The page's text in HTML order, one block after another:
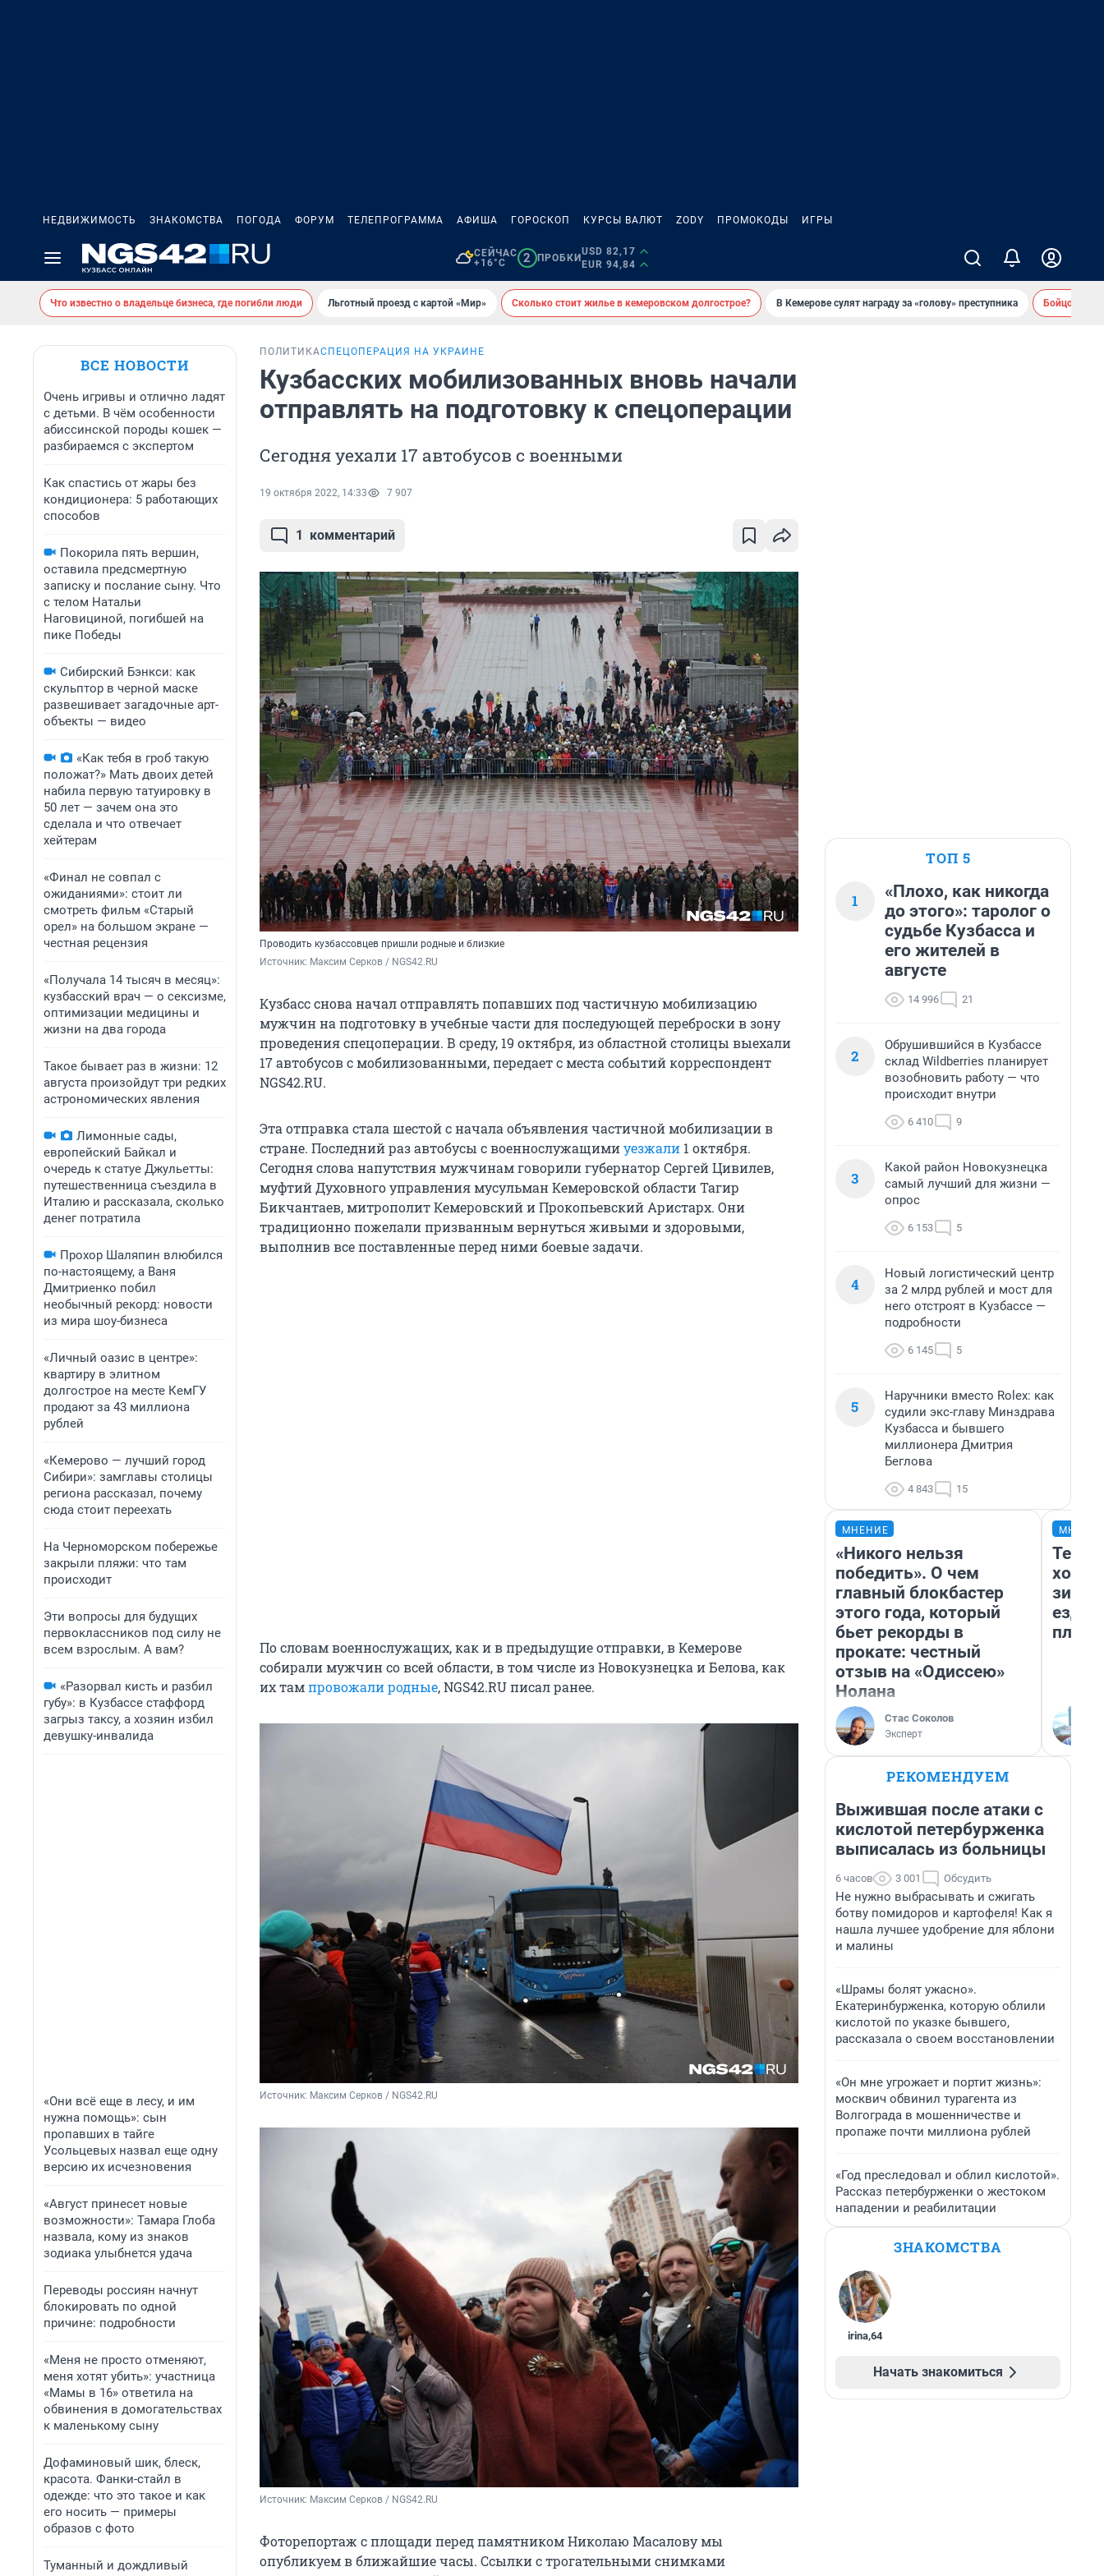
НЕДВИЖИМОСТЬ ЗНАКОМСТВА ПОГОДА ФОРУМ ТЕЛЕПРОГРАММА АФИША ГОРОСКОП КУРСЫ ВАЛЮТ ZODY ПРОМОКОДЫ ИГРЫ
СЕЙЧАС
+16°C
2 ПРОБКИ
USD 82,17
EUR 94,84
Что известно о владельце бизнеса, где погибли люди Льготный проезд с картой «Мир» Сколько стоит жилье в кемеровском долгострое? В Кемерове сулят награду за «голову» преступника Бойцовский
ВСЕ НОВОСТИ
Очень игривы и отлично ладят
с детьми. В чём особенности
абиссинской породы кошек —
разбираемся с экспертом
Как спастись от жары без
кондиционера: 5 работающих
способов
Покорила пять вершин,
оставила предсмертную
записку и послание сыну. Что
с телом Натальи
Наговициной, погибшей на
пике Победы
Сибирский Бэнкси: как
скульптор в черной маске
развешивает загадочные арт-
объекты — видео
«Как тебя в гроб такую
положат?» Мать двоих детей
набила первую татуировку в
50 лет — зачем она это
сделала и что отвечает
хейтерам
«Финал не совпал с
ожиданиями»: стоит ли
смотреть фильм «Старый
орел» на большом экране —
честная рецензия
«Получала 14 тысяч в месяц»:
кузбасский врач — о сексизме,
оптимизации медицины и
жизни на два города
Такое бывает раз в жизни: 12
августа произойдут три редких
астрономических явления
Лимонные сады,
европейский Байкал и
очередь к статуе Джульетты:
путешественница съездила в
Италию и рассказала, сколько
денег потратила
Прохор Шаляпин влюбился
по-настоящему, а Ваня
Дмитриенко побил
необычный рекорд: новости
из мира шоу-бизнеса
«Личный оазис в центре»:
квартиру в элитном
долгострое на месте КемГУ
продают за 43 миллиона
рублей
«Кемерово — лучший город
Сибири»: замглавы столицы
региона рассказал, почему
сюда стоит переехать
На Черноморском побережье
закрыли пляжи: что там
происходит
Эти вопросы для будущих
первоклассников под силу не
всем взрослым. А вам?
«Разорвал кисть и разбил
губу»: в Кузбассе стаффорд
загрыз таксу, а хозяин избил
девушку-инвалида
«Они всё еще в лесу, и им
нужна помощь»: сын
пропавших в тайге
Усольцевых назвал еще одну
версию их исчезновения
«Август принесет новые
возможности»: Тамара Глоба
назвала, кому из знаков
зодиака улыбнется удача
Переводы россиян начнут
блокировать по одной
причине: подробности
«Меня не просто отменяют,
меня хотят убить»: участница
«Мамы в 16» ответила на
обвинения в домогательствах
к маленькому сыну
Дофаминовый шик, блеск,
красота. Фанки-стайл в
одежде: что это такое и как
его носить — примеры
образов с фото
Туманный и дождливый
ПОЛИТИКАСПЕЦОПЕРАЦИЯ НА УКРАИНЕ
Кузбасских мобилизованных вновь начали
отправлять на подготовку к спецоперации
Сегодня уехали 17 автобусов с военными
19 октября 2022, 14:33 7 907
1 комментарий
Проводить кузбассовцев пришли родные и близкие
Источник: Максим Серков / NGS42.RU
Кузбасс снова начал отправлять попавших под частичную мобилизацию
мужчин на подготовку в учебные части для последующей переброски в зону
проведения спецоперации. В среду, 19 октября, из областной столицы выехали
17 автобусов с мобилизованными, передает с места событий корреспондент
NGS42.RU.
Эта отправка стала шестой с начала объявления частичной мобилизации в
стране. Последний раз автобусы с военнослужащимиуезжали 1 октября.
Сегодня слова напутствия мужчинам говорили губернатор Сергей Цивилев,
муфтийДуховного управления мусульман Кемеровской области Тагир
Бикчантаев, митрополит Кемеровский и Прокопьевский Аристарх. Они
традиционно пожелали призванным вернуться живыми и здоровыми,
выполнив все поставленные перед ними боевые задачи.
По словам военнослужащих, как и в предыдущие отправки, в Кемерове
собирали мужчин со всей области, в том числе из Новокузнецка и Белова, как
их тампровожали родные, NGS42.RU писал ранее.
Источник: Максим Серков / NGS42.RU
Источник: Максим Серков / NGS42.RU
Фоторепортаж с площади перед памятником Николаю Масалову мы
опубликуем в ближайшие часы. Ссылки с трогательными снимками
ТОП 5
1
«Плохо, как никогда
до этого»: таролог о
судьбе Кузбасса и
его жителей в
августе
14 996 21
2
Обрушившийся в Кузбассе
склад Wildberries планирует
возобновить работу — что
происходит внутри
6 410 9
3
Какой район Новокузнецка
самый лучший для жизни —
опрос
6 153 5
4
Новый логистический центр
за 2 млрд рублей и мост для
него отстроят в Кузбассе —
подробности
6 145 5
5
Наручники вместо Rolex: как
судили экс-главу Минздрава
Кузбасса и бывшего
миллионера Дмитрия
Беглова
4 843 15
МНЕНИЕ
«Никого нельзя
победить». О чем
главный блокбастер
этого года, который
бьет рекорды в
прокате: честный
отзыв на «Одиссею»
Нолана
Стас Соколов
Эксперт
ездит
РЕКОМЕНДУЕМ
Выжившая после атаки с
кислотой петербурженка
выписалась из больницы
6 часов 3 001 Обсудить
Не нужно выбрасывать и сжигать
ботву помидоров и картофеля! Как я
нашла лучшее удобрение для яблони
и малины
«Шрамы болят ужасно».
Екатеринбурженка, которую облили
кислотой по указке бывшего,
рассказала о своем восстановлении
«Он мне угрожает и портит жизнь»:
москвич обвинил турагента из
Волгограда в мошенничестве и
пропаже почти миллиона рублей
«Год преследовал и облил кислотой».
Рассказ петербурженки о жестоком
нападении и реабилитации
ЗНАКОМСТВА
irina,64
Начать знакомиться